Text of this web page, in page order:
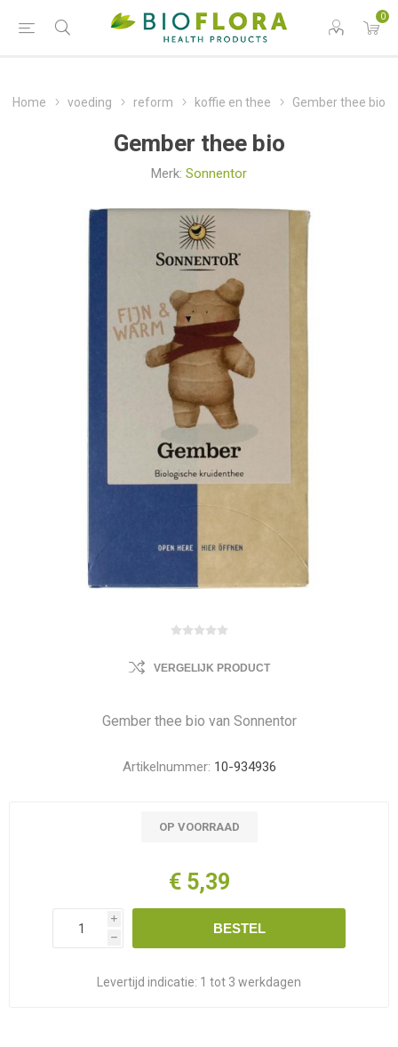
0
Home voeding reform koffie en thee Gember thee bio
Gember thee bio
Merk: Sonnentor
VERGELIJK PRODUCT
Gember thee bio van Sonnentor
Artikelnummer: 10-934936
OP VOORRAAD
€ 5,39
i
h
BESTEL
Levertijd indicatie: 1 tot 3 werkdagen